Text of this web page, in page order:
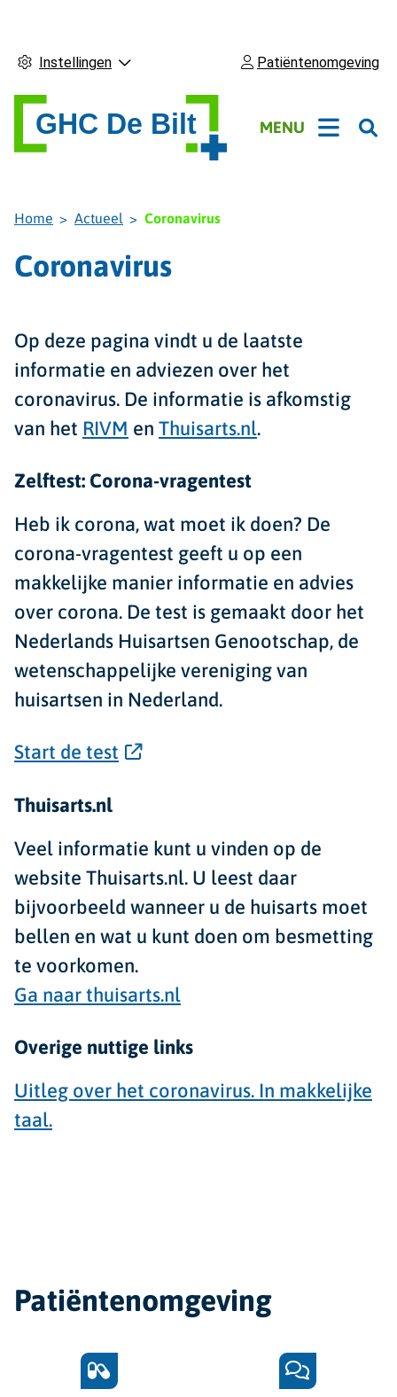
Instellingen Patiëntenomgeving
Hoofdmenu
MENU
Home Actueel Coronavirus
Coronavirus
Op deze pagina vindt u de laatste
informatie en adviezen over het
coronavirus. De informatie is afkomstig
van het RIVM en Thuisarts.nl.
Zelftest: Corona-vragentest
Heb ik corona, wat moet ik doen? De
corona-vragentest geeft u op een
makkelijke manier informatie en advies
over corona. De test is gemaakt door het
Nederlands Huisartsen Genootschap, de
wetenschappelijke vereniging van
huisartsen in Nederland.
Start de test
Thuisarts.nl
Veel informatie kunt u vinden op de
website Thuisarts.nl. U leest daar
bijvoorbeeld wanneer u de huisarts moet
bellen en wat u kunt doen om besmetting
te voorkomen.
Ga naar thuisarts.nl
Overige nuttige links
Uitleg over het coronavirus. In makkelijke
taal.
Patiëntenomgeving